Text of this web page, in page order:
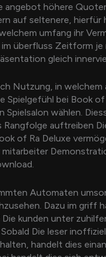
angebot höhere
auf seltenere, hierfür
umfang ihr
überfluss Zeitform
gleich
Nutzung, in
bei Book of
Spielsalon wählen.
Rangfolge auftreiben
of Ra Deluxe
Automaten
Dazu im griff
kunden unter
Die leser
handelt dies